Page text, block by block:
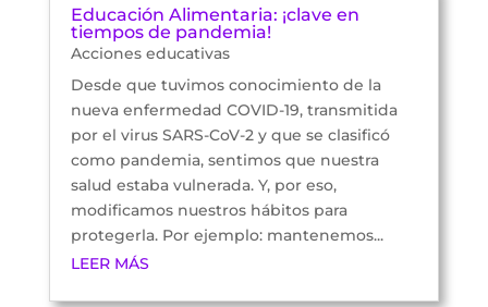
Educación Alimentaria: ¡clave en
tiempos de pandemia!
Acciones educativas
Desde que tuvimos conocimiento de la
nueva enfermedad COVID-19, transmitida
por el virus SARS-CoV-2 y que se clasificó
como pandemia, sentimos que nuestra
salud estaba vulnerada. Y, por eso,
modificamos nuestros hábitos para
protegerla. Por ejemplo: mantenemos...
LEER MÁS